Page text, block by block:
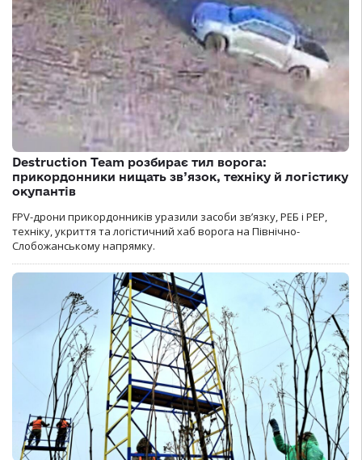
Destruction Team розбирає тил ворога:
прикордонники нищать зв’язок, техніку й логістику
окупантів
FPV-дрони прикордонників уразили засоби зв’язку, РЕБ і РЕР,
техніку, укриття та логістичний хаб ворога на Північно-
Слобожанському напрямку.